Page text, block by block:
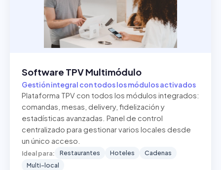
Software TPV Multimódulo
Gestión integral con todos los módulos activados
Plataforma TPV con todos los módulos integrados:
comandas, mesas, delivery, fidelización y
estadísticas avanzadas. Panel de control
centralizado para gestionar varios locales desde
un único acceso.
Ideal para: Restaurantes Hoteles
Cadenas
Multi-local